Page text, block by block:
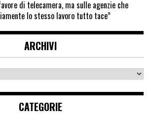
di telecamera, ma sulle agenzie che
lo stesso lavoro tutto tace”
ARCHIVI
CATEGORIE